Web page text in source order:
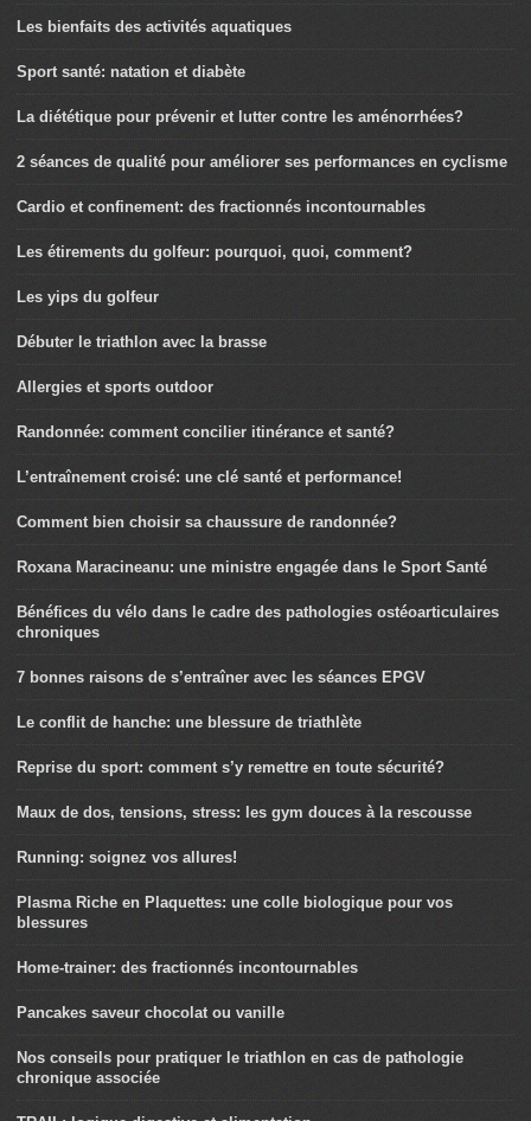
Les bienfaits des activités aquatiques
Sport santé: natation et diabète
La diététique pour prévenir et lutter contre les aménorrhées?
2 séances de qualité pour améliorer ses performances en cyclisme
Cardio et confinement: des fractionnés incontournables
Les étirements du golfeur: pourquoi, quoi, comment?
Les yips du golfeur
Débuter le triathlon avec la brasse
Allergies et sports outdoor
Randonnée: comment concilier itinérance et santé?
L’entraînement croisé: une clé santé et performance!
Comment bien choisir sa chaussure de randonnée?
Roxana Maracineanu: une ministre engagée dans le Sport Santé
Bénéfices du vélo dans le cadre des pathologies ostéoarticulaires
chroniques
7 bonnes raisons de s’entraîner avec les séances EPGV
Le conflit de hanche: une blessure de triathlète
Reprise du sport: comment s’y remettre en toute sécurité?
Maux de dos, tensions, stress: les gym douces à la rescousse
Running: soignez vos allures!
Plasma Riche en Plaquettes: une colle biologique pour vos
blessures
Home-trainer: des fractionnés incontournables
Pancakes saveur chocolat ou vanille
Nos conseils pour pratiquer le triathlon en cas de pathologie
chronique associée